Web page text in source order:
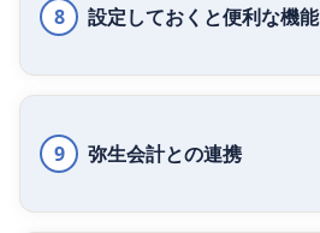
8 設定しておくと便利な機能
9 弥生会計との連携